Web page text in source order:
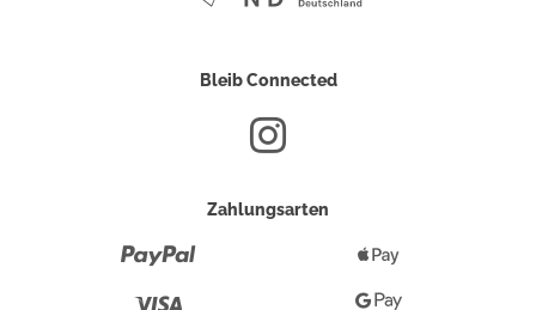
Bleib Connected
Zahlungsarten
Pay
Google